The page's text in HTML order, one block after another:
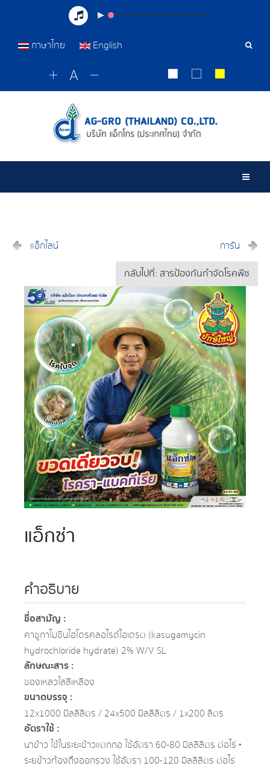
เครื่อ
ภาษาไทย English
แอ็กไลน์ การัน
กลับไปที่: สารป้องกันกำจัดโรคพืช
แอ็กซ่า
คำอธิบาย
ชื่อสามัญ :
คาซูกาไมซินไฮโดรคลอไรด์ไฮเดรต (kasugamycin
hydrochloride hydrate) 2% W/V SL
ลักษณะสาร :
ของเหลวใสสีเหลือง
ขนาดบรรจุ :
12x1000 มิลลิลิตร / 24x500 มิลลิลิตร / 1x200 ลิตร
อัตราใช้ :
นาข้าว ใช้ในระยะข้าวแตกกอ ใช้อัตรา 60-80 มิลลิลิตร ต่อไร่ •
ระยข้าวท้องถึงออกรวง ใช้อัตรา 100-120 มิลลิลิตร ต่อไร่